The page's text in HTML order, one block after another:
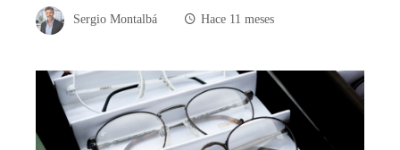
Sergio Montalbá Hace 11 meses